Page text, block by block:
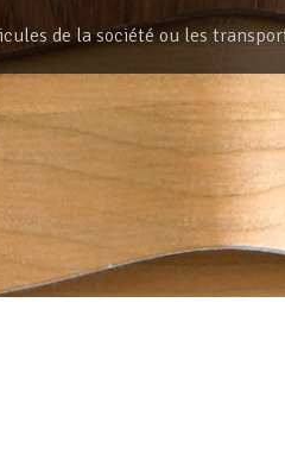
de la société ou les